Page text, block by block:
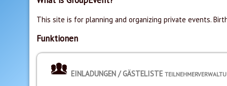
This site is for planning and organizing private events.
Funktionen
EINLADUNGEN / GÄSTELISTE